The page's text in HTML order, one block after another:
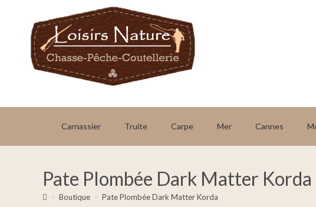
Carnassier Truite Carpe Mer Cannes
Pate Plombée Dark Matter Korda
> Boutique > Pate Plombée Dark Matter Korda